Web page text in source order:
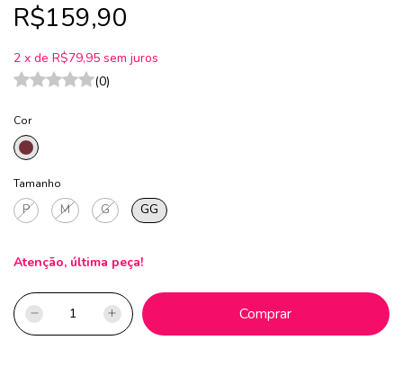
R$159,90
2 x de R$79,95 sem juros
(0)
Cor
Tamanho
P M G GG
Atenção, última peça!